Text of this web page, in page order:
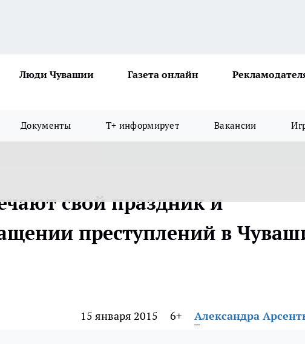
Люди Чувашии Газета онлайн
Документы Т+ информирует Вакансии
свой праздник и
преступлений в
15 января 2015 6+ Александра